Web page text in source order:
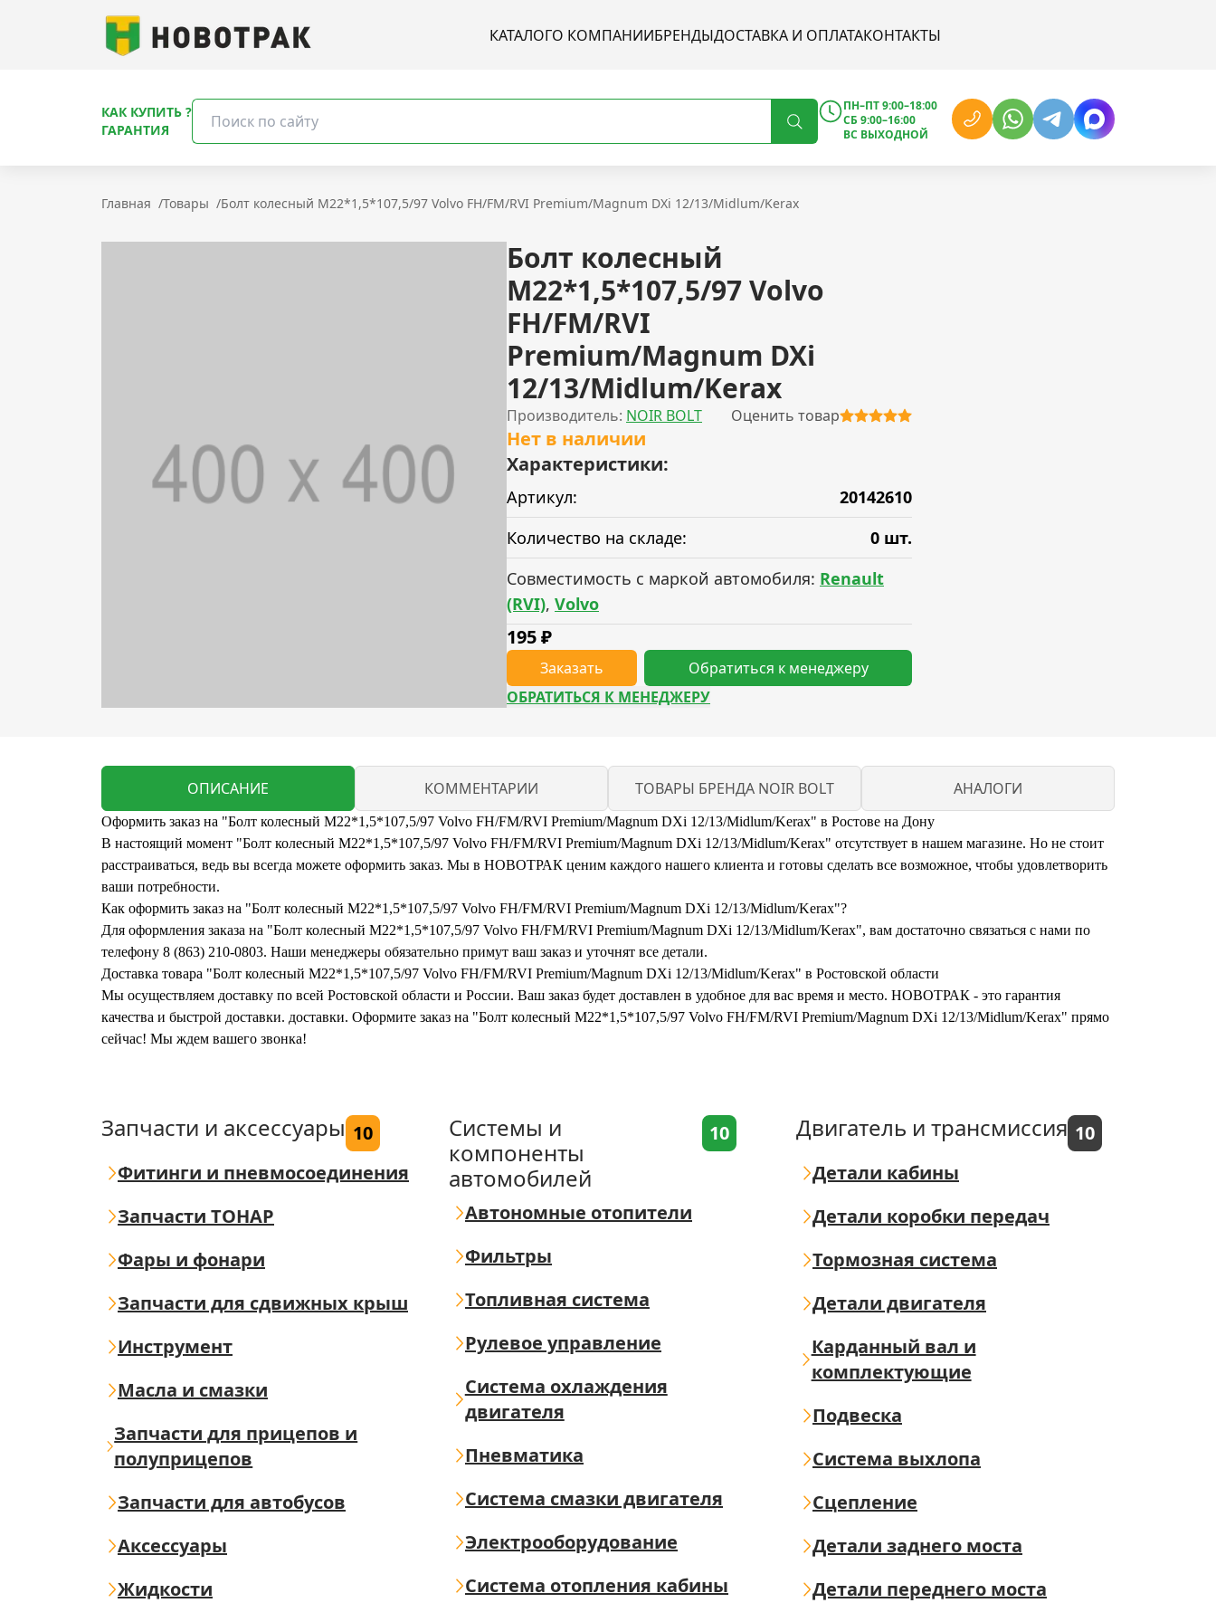
КАТАЛОГО КОМПАНИИБРЕНДЫДОСТАВКА И ОПЛАТАКОНТАКТЫ
КАК КУПИТЬ ?
ГАРАНТИЯ
ПН–ПТ 9:00–18:00
СБ 9:00–16:00
ВС ВЫХОДНОЙ
Главная /Товары /Болт колесный M22*1,5*107,5/97 Volvo FH/FM/RVI Premium/Magnum DXi 12/13/Midlum/Kerax
Болт колесный
M22*1,5*107,5/97 Volvo
FH/FM/RVI
Premium/Magnum DXi
12/13/Midlum/Kerax
Производитель: NOIR BOLT Оценить товар
Нет в наличии
Характеристики:
Артикул:
20142610
Количество на складе:
0 шт.
Совместимость с маркой автомобиля: Renault
(RVI), Volvo
195₽
Заказать
Обратиться к менеджеру
ОБРАТИТЬСЯ К МЕНЕДЖЕРУ
ОПИСАНИЕ КОММЕНТАРИИ ТОВАРЫ БРЕНДА NOIR BOLT АНАЛОГИ
Оформить заказ на "Болт колесный M22*1,5*107,5/97 Volvo FH/FM/RVI Premium/Magnum DXi 12/13/Midlum/Kerax" в Ростове на Дону
В настоящий момент "Болт колесный M22*1,5*107,5/97 Volvo FH/FM/RVI Premium/Magnum DXi 12/13/Midlum/Kerax" отсутствует в нашем магазине. Но не стоит
расстраиваться, ведь вы всегда можете оформить заказ. Мы в НОВОТРАК ценим каждого нашего клиента и готовы сделать все возможное, чтобы удовлетворить
ваши потребности.
Как оформить заказ на "Болт колесный M22*1,5*107,5/97 Volvo FH/FM/RVI Premium/Magnum DXi 12/13/Midlum/Kerax"?
Для оформления заказа на "Болт колесный M22*1,5*107,5/97 Volvo FH/FM/RVI Premium/Magnum DXi 12/13/Midlum/Kerax", вам достаточно связаться с нами по
телефону 8 (863) 210-0803. Наши менеджеры обязательно примут ваш заказ и уточнят все детали.
Доставка товара "Болт колесный M22*1,5*107,5/97 Volvo FH/FM/RVI Premium/Magnum DXi 12/13/Midlum/Kerax" в Ростовской области
Мы осуществляем доставку по всей Ростовской области и России. Ваш заказ будет доставлен в удобное для вас время и место. НОВОТРАК - это гарантия
качества и быстрой доставки. доставки. Оформите заказ на "Болт колесный M22*1,5*107,5/97 Volvo FH/FM/RVI Premium/Magnum DXi 12/13/Midlum/Kerax" прямо
сейчас! Мы ждем вашего звонка!
Запчасти и аксессуары 10
Фитинги и пневмосоединения
Запчасти ТОНАР
Фары и фонари
Запчасти для сдвижных крыш
Инструмент
Масла и смазки
Запчасти для прицепов и
полуприцепов
Запчасти для автобусов
Аксессуары
Жидкости
Системы и
компоненты
автомобилей
10
Автономные отопители
Фильтры
Топливная система
Рулевое управление
Система охлаждения
двигателя
Пневматика
Система смазки двигателя
Электрооборудование
Система отопления кабины
Двигатель и трансмиссия 10
Детали кабины
Детали коробки передач
Тормозная система
Детали двигателя
Карданный вал и
комплектующие
Подвеска
Система выхлопа
Сцепление
Детали заднего моста
Детали переднего моста